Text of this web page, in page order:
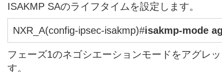
ISAKMP SAのライフタイムを設定します。
NXR_A(config-ipsec-isakmp)#isakmp-mode
フェーズ1のネゴシエーションモードをアグレ
す。